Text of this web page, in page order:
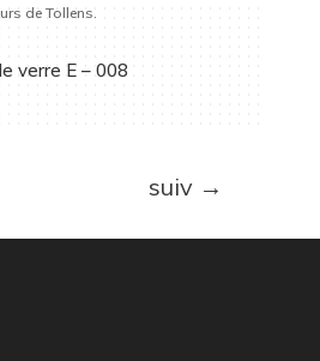
de Tollens.
verre E – 008
suiv →